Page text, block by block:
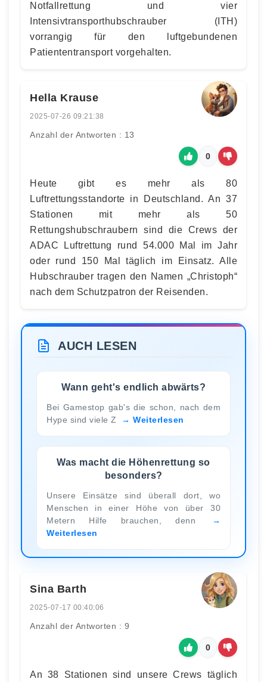
Notfallrettung und vier
Intensivtransporthubschrauber (ITH)
vorrangig für den luftgebundenen
Patiententransport vorgehalten.
Hella Krause
2025-07-26 09:21:38
Anzahl der Antworten : 13
0
Heute gibt es mehr als 80
Luftrettungsstandorte in Deutschland. An 37
Stationen mit mehr als 50
Rettungshubschraubern sind die Crews der
ADAC Luftrettung rund 54.000 Mal im Jahr
oder rund 150 Mal täglich im Einsatz. Alle
Hubschrauber tragen den Namen „Christoph“
nach dem Schutzpatron der Reisenden.
AUCH LESEN
Wann geht's endlich abwärts?
Bei Gamestop gab's die schon, nach dem
Hype sind viele Z
Weiterlesen
Was macht die Höhenrettung so
besonders?
Unsere Einsätze sind überall dort, wo
Menschen in einer Höhe von über 30
Metern Hilfe brauchen, denn
Weiterlesen
Sina Barth
2025-07-17 00:40:06
Anzahl der Antworten : 9
0
An 38 Stationen sind unsere Crews täglich